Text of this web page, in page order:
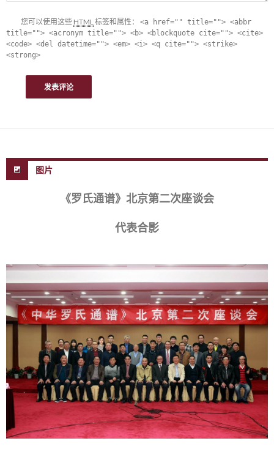
您可以使用这些 HTML标签和属性： <a href="" title=""> <abbr
title=""> <acronym title=""> <b> <blockquote cite=""> <cite>
<code> <del datetime=""> <em> <i> <q cite=""> <strike>
<strong>
图片
《罗氏通谱》北京第二次座谈会
代表合影